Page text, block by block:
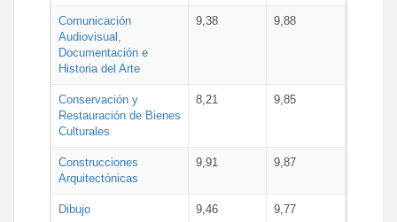
Comunicación
Audiovisual,
Documentación e
Historia del Arte
9,38 9,88
Conservación y
Restauración de Bienes
Culturales
8,21 9,85
Construcciones
Arquitectónicas
9,91 9,87
Dibujo 9,46 9,77